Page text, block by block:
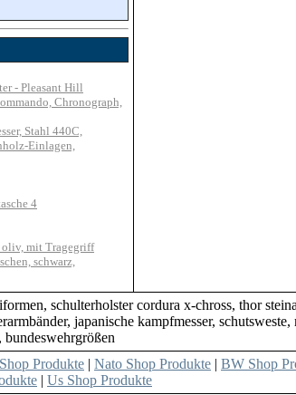
- Pleasant Hill
Chronograph,
Stahl 440C,
Einlagen,
4
oliv, mit Tragegriff
schwarz,
schulterholster cordura x-chross, thor
japanische kampfmesser,
Produkte | Nato Shop Produkte | BW Shop
| Us Shop Produkte